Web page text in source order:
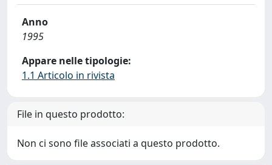
Anno
1995
Appare nelle tipologie:
1.1 Articolo in rivista
File in questo prodotto:
Non ci sono file associati a questo prodotto.